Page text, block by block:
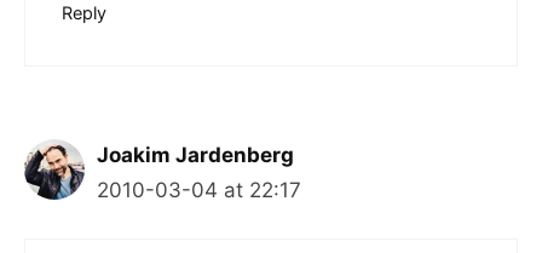
Reply
Joakim Jardenberg
2010-03-04 at 22:17